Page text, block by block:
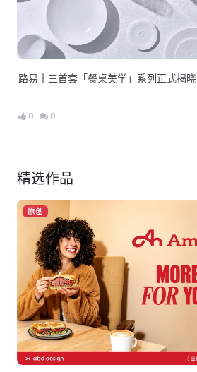
路易十三首套「餐桌美学」系列正式揭晓
0 0
精选作品
原创